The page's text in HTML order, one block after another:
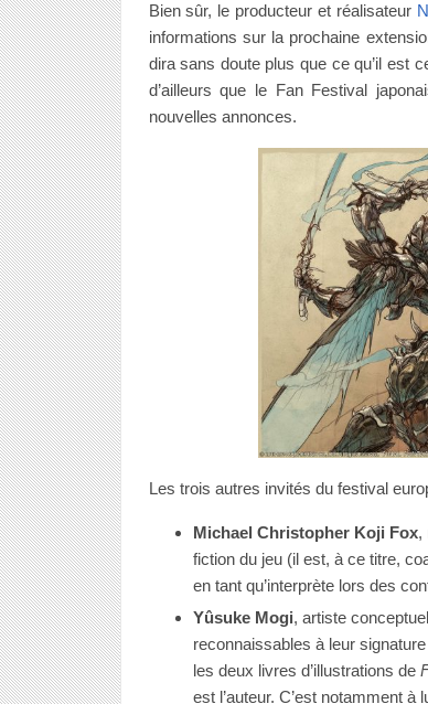
Bien sûr, le producteur et réalisateur
informations sur la prochaine
dira sans doute plus que ce qu’il est
d’ailleurs que le Fan Festival
nouvelles annonces.
Les trois autres invités du festival
Michael Christopher Koji Fox,
fiction du jeu (il est, à ce titre,
en tant qu’interprète lors des
Yûsuke Mogi, artiste
reconnaissables à leur
les deux livres d’illustrations de
est l’auteur. C’est notamment